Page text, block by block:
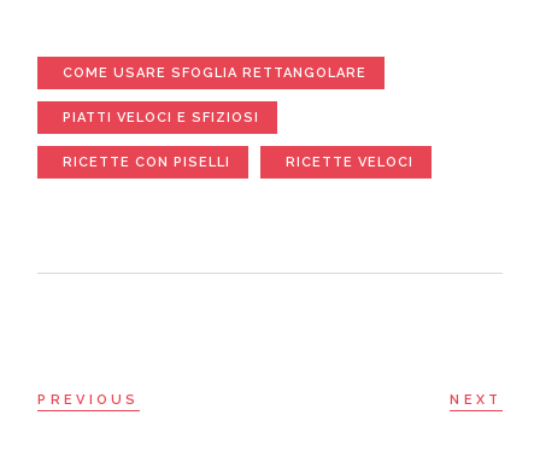
COME USARE SFOGLIA RETTANGOLARE
PIATTI VELOCI E SFIZIOSI
RICETTE CON PISELLI RICETTE VELOCI
PREVIOUS NEXT